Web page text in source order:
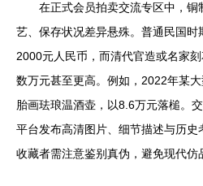
在正式会员拍卖交流专区中，铜
艺、保存状况差异悬殊。普通民国
2000元人民币，而清代官造或名家
数万元甚至更高。例如，2022年某
胎画珐琅温酒壶，以8.6万元落槌。
平台发布高清图片、细节描述与历
收藏者需注意鉴别真伪，避免现代仿